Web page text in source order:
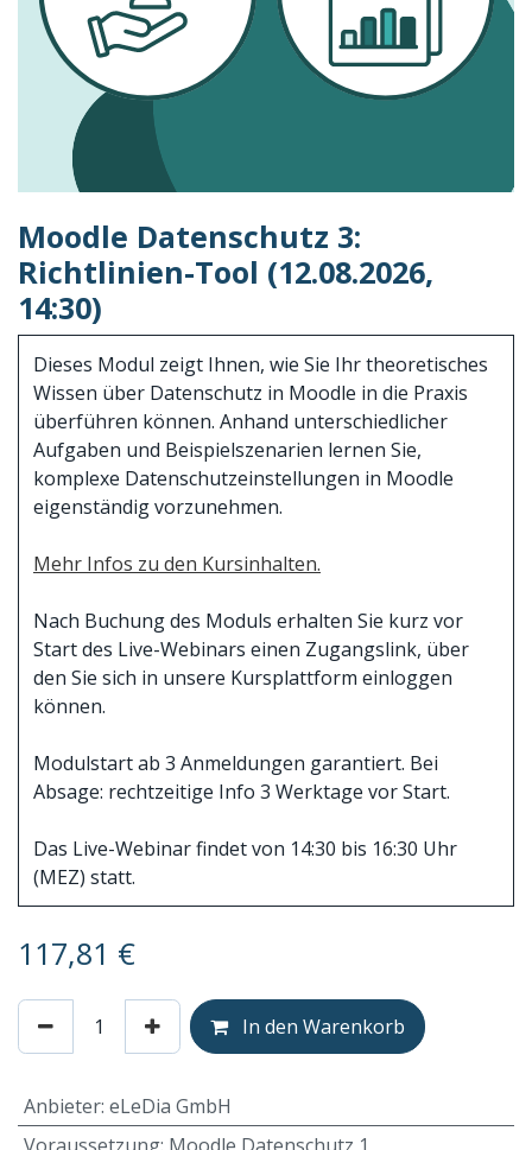
Moodle Datenschutz 3:
Richtlinien-Tool (12.08.2026,
14:30)
Dieses Modul zeigt Ihnen, wie Sie Ihr theoretisches
Wissen über Datenschutz in Moodle in die Praxis
überführen können. Anhand unterschiedlicher
Aufgaben und Beispielszenarien lernen Sie,
komplexe Datenschutzeinstellungen in Moodle
eigenständig vorzunehmen.
Mehr Infos zu den Kursinhalten.
Nach Buchung des Moduls erhalten Sie kurz vor
Start des Live-Webinars einen Zugangslink, über
den Sie sich in unsere Kursplattform einloggen
können.
Modulstart ab 3 Anmeldungen garantiert. Bei
Absage: rechtzeitige Info 3 Werktage vor Start.
Das Live-Webinar findet von 14:30 bis 16:30 Uhr
(MEZ) statt.
117,81 €
In den Warenkorb
Anbieter: eLeDia GmbH